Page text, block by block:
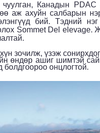
Канадын
аж ахуйн салбарын
бий. Тэдний
Sommet Del elevage.
зочилж, үзэж
өндөр ашиг шимтэй
болдгоороо онцлогтой.